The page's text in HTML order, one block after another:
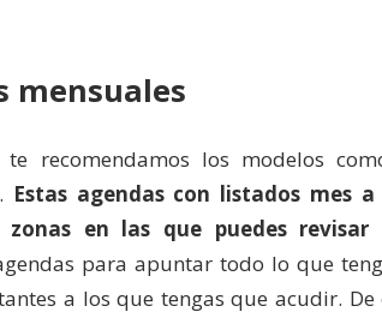
mensuales
recomendamos los modelos
Estas agendas con listados mes
en las que puedes
para apuntar todo lo que
a los que tengas que acudir.